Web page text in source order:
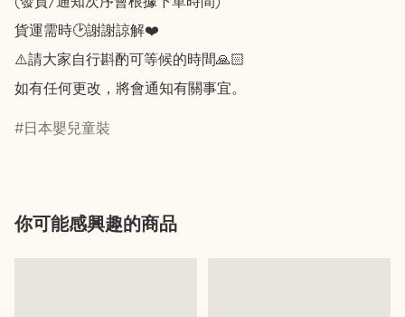
貨運需時🕑謝謝諒解❤️
⚠️請大家自行斟酌可等候的時間🙏🏻
如有任何更改，將會通知有關事宜。
日本嬰兒童裝
你可能感興趣的商品